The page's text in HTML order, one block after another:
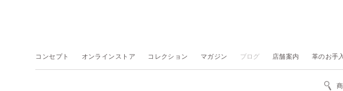
コンセプト オンラインストア コレクション マガジン ブログ 店舗案内 革のお手